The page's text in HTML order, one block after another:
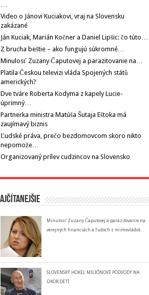
…
Video o Jánovi Kuciakovi, vraj na Slovensku
zakázané
Ján Kuciak, Marián Kočner a Daniel Lipšic: čo túto…
Z brucha beštie – ako fungujú súkromné…
Minulosť Zuzany Čaputovej a parazitovanie na…
Platila Českou televizi vláda Spojených států
amerických?
Dve tváre Roberta Kodyma z kapely Lucie-
úprimný…
Partnerka ministra Matúša Šutaja Eštoka má
zaujímavý biznis
Ľudské práva, prečo bezdomovcom skoro nikto
nepomože…
Organizovaný prílev cudzincov na Slovensko
Minulosť Zuzany Čaputovej a parazitovanie na
verejných financiách a ľudoch z mimovládok
SLOVENSKÝ HOKEJ: MILIÓNOVÉ PODVODY NA
ÚKOR DETÍ